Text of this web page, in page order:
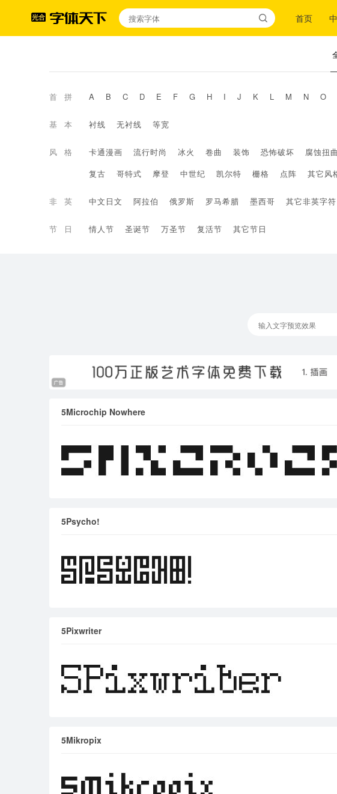
首页
首拼 A B C D E F G H I J K L M N O
基本 衬线 无衬线 等宽
风格 卡通漫画 流行时尚 冰火 卷曲 装饰 恐怖破坏 腐蚀扭曲
复古
哥特式 摩登 中世纪 凯尔特 栅格 点阵 其它风
非英 中文日文 阿拉伯 俄罗斯 罗马希腊 墨西哥 其它非英字符
节日 情人节 圣诞节 万圣节 复活节 其它节日
5Microchip Nowhere
5Psycho!
5Pixwriter
5Mikropix